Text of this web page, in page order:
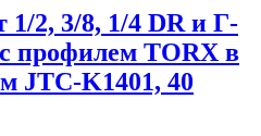
1/2, 3/8, 1/4 DR и Г-
профилем TORX в
JTC-K1401, 40